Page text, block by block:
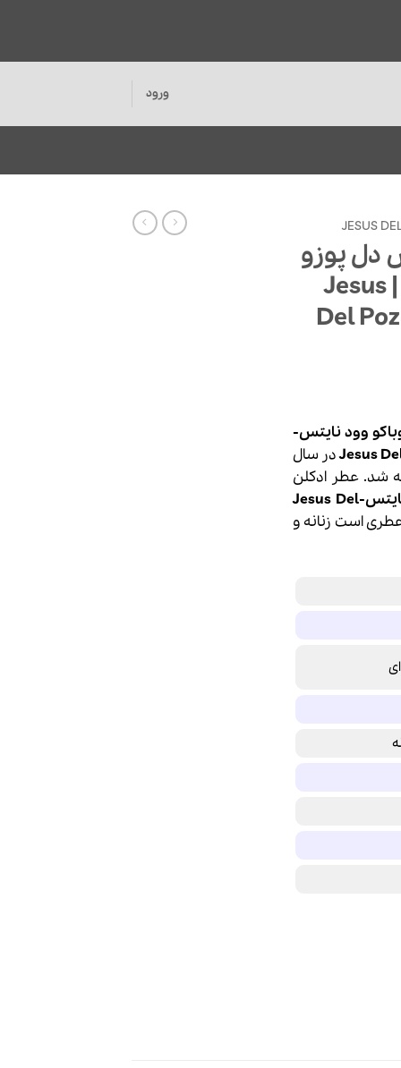
ورود
JESUS
پوزو
توباکو وود نایتس | Jesus
Del
وود نایتس-
Jesusدر سال
Jesus Del
است زنانه و